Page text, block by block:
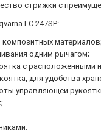
стрижки с
LC 247SP:
композитных материалов;
одним рычагом;
с расположенными
для удобства
управляющей